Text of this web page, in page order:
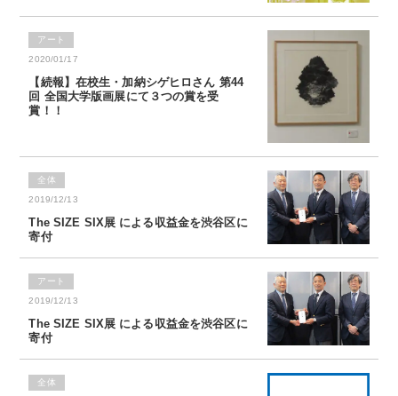
アート
2020/01/17
【続報】在校生・加納シゲヒロさん 第44
回 全国大学版画展にて３つの賞を受
賞！！
全体
2019/12/13
The SIZE SIX展 による収益金を渋谷区に
寄付
アート
2019/12/13
The SIZE SIX展 による収益金を渋谷区に
寄付
全体